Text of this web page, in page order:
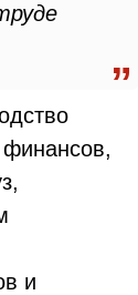
и